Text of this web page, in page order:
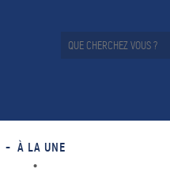
À LA UNE